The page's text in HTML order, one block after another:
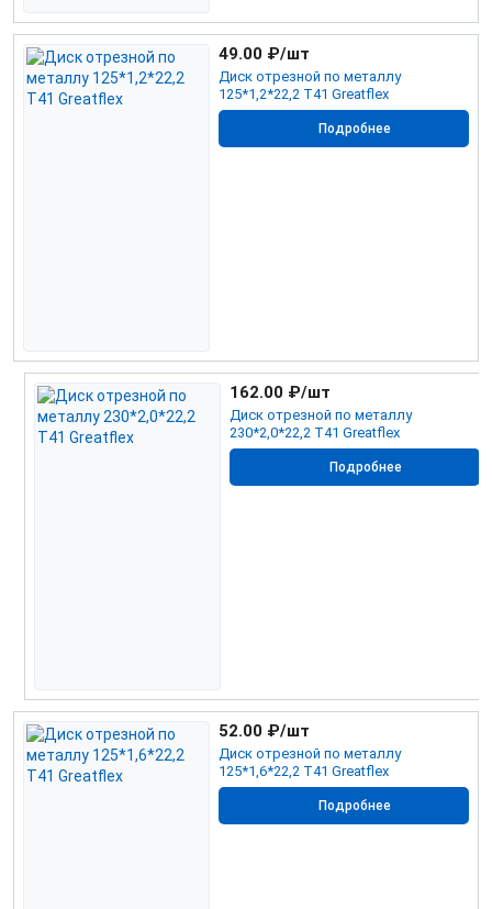
Диск отрезной по металлу
125*1,2*22,2 Т41 Greatflex
49.00 ₽/шт
Подробнее
Диск отрезной по металлу
230*2,0*22,2 Т41 Greatflex
162.00 ₽/шт
Подробнее
Диск отрезной по металлу
125*1,6*22,2 Т41 Greatflex
52.00 ₽/шт
Подробнее